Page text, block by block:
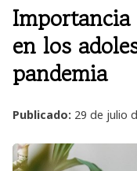
en los
pandemia
Publicado: 29 de julio